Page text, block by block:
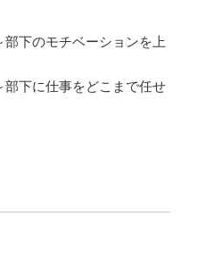
下のモチベーションを上
下に仕事をどこまで任せ